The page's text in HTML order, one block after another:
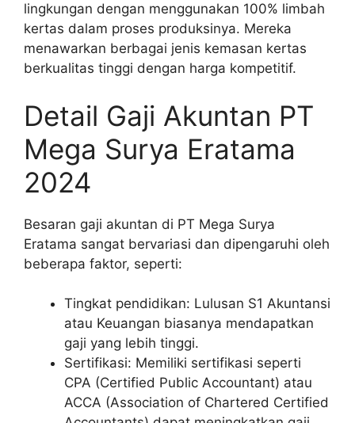
lingkungan dengan menggunakan 100% limbah
kertas dalam proses produksinya. Mereka
menawarkan berbagai jenis kemasan kertas
berkualitas tinggi dengan harga kompetitif.
Detail Gaji Akuntan PT
Mega Surya Eratama
2024
Besaran gaji akuntan di PT Mega Surya
Eratama sangat bervariasi dan dipengaruhi oleh
beberapa faktor, seperti:
Tingkat pendidikan: Lulusan S1 Akuntansi
atau Keuangan biasanya mendapatkan
gaji yang lebih tinggi.
Sertifikasi: Memiliki sertifikasi seperti
CPA (Certified Public Accountant) atau
ACCA (Association of Chartered Certified